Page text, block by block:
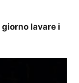
lavare i